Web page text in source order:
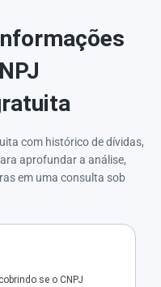
com histórico de dívidas,
aprofundar a análise,
em uma consulta sob
se o CNPJ